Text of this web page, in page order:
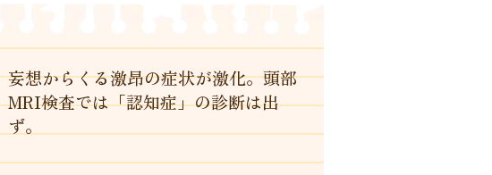
妄想からくる激昂の症状が激化。頭部
MRI検査では「認知症」の診断は出
ず。